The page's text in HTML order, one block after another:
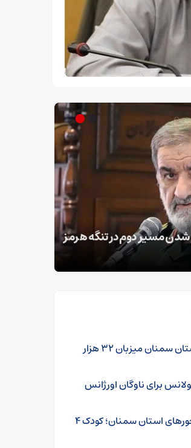
شدن مسیر دوم در تنگه هرمز
۲۷۹ پایگاه تابستانی استان سمنان میزبان ۳۲ هزار
خرید ۱۲ آمبولانس برای ناوگان اورژانس
۳ سانحه رانندگی در محورهای استان سمنان؛ کودک ۴